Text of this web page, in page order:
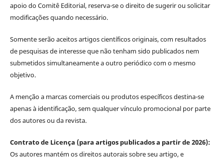
apoio do Comitê Editorial, reserva-se o direito de sugerir ou solicitar
modificações quando necessário.
Somente serão aceitos artigos científicos originais, com resultados
de pesquisas de interesse que não tenham sido publicados nem
submetidos simultaneamente a outro periódico com o mesmo
objetivo.
A menção a marcas comerciais ou produtos específicos destina-se
apenas à identificação, sem qualquer vínculo promocional por parte
dos autores ou da revista.
Contrato de Licença (para artigos publicados a partir de 2026):
Os autores mantém os direitos autorais sobre seu artigo, e